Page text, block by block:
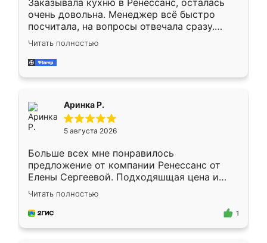
Заказывала кухню в Ренессанс, осталась
очень довольна. Менеджер всё быстро
посчитала, на вопросы отвечала сразу.
Замерщик приехал в субботу, подошёл к
делу со всей ответственностью. Собрали
за день, ребята работали аккуратно, даже
Читать полностью
Аринка Р.
5 августа 2026
Больше всех мне понравилось
предложение от компании Ренессанс от
Елены Сергеевой. Подходяшщая цена и
короткие сроки изготовления. Приехавший
для замера сотрудник Владислав
предложил по моему эскизу самый
Читать полностью
1